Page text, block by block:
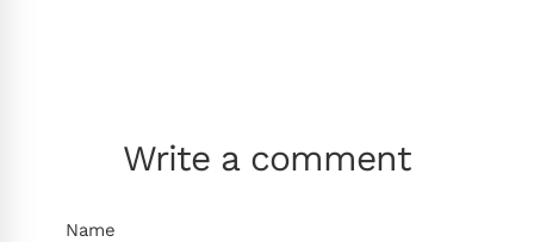
Write a comment
Name